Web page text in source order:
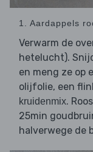
1. Aardappels
Verwarm de
hetelucht).
en meng ze op
olijfolie, een
kruidenmix.
25min
halverwege de